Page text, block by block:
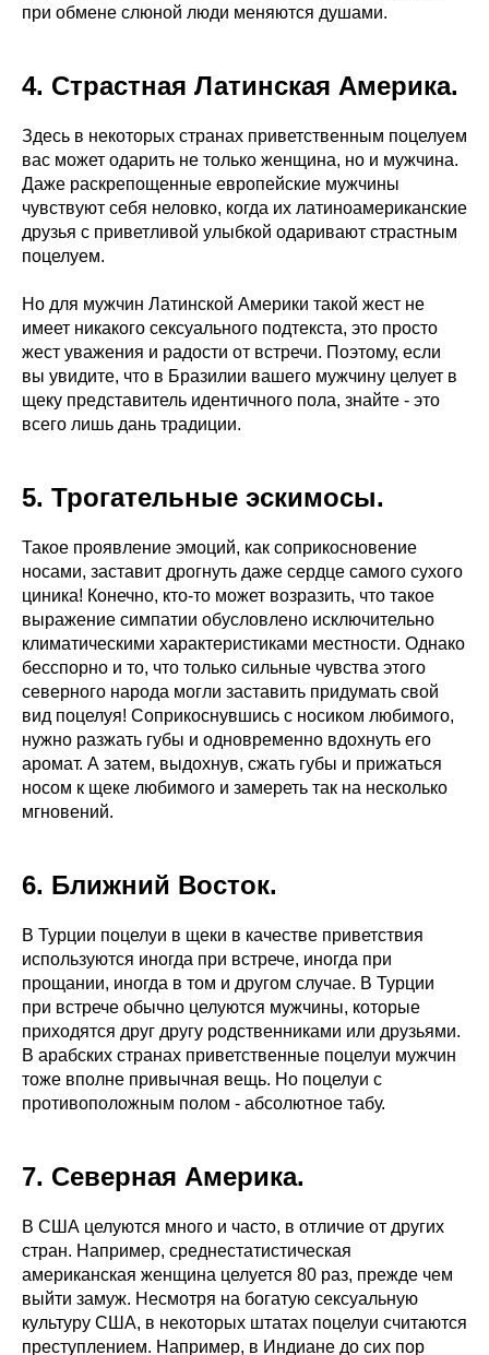
при обмене слюной люди меняются душами.
4. Страстная Латинская Америка.
Здесь в некоторых странах приветственным поцелуем
вас может одарить не только женщина, но и мужчина.
Даже раскрепощенные европейские мужчины
чувствуют себя неловко, когда их латиноамериканские
друзья с приветливой улыбкой одаривают страстным
поцелуем.
Но для мужчин Латинской Америки такой жест не
имеет никакого сексуального подтекста, это просто
жест уважения и радости от встречи. Поэтому, если
вы увидите, что в Бразилии вашего мужчину целует в
щеку представитель идентичного пола, знайте - это
всего лишь дань традиции.
5. Трогательные эскимосы.
Такое проявление эмоций, как соприкосновение
носами, заставит дрогнуть даже сердце самого сухого
циника! Конечно, кто-то может возразить, что такое
выражение симпатии обусловлено исключительно
климатическими характеристиками местности. Однако
бесспорно и то, что только сильные чувства этого
северного народа могли заставить придумать свой
вид поцелуя! Соприкоснувшись с носиком любимого,
нужно разжать губы и одновременно вдохнуть его
аромат. А затем, выдохнув, сжать губы и прижаться
носом к щеке любимого и замереть так на несколько
мгновений.
6. Ближний Восток.
В Турции поцелуи в щеки в качестве приветствия
используются иногда при встрече, иногда при
прощании, иногда в том и другом случае. В Турции
при встрече обычно целуются мужчины, которые
приходятся друг другу родственниками или друзьями.
В арабских странах приветственные поцелуи мужчин
тоже вполне привычная вещь. Но поцелуи с
противоположным полом - абсолютное табу.
7. Северная Америка.
В США целуются много и часто, в отличие от других
стран. Например, среднестатистическая
американская женщина целуется 80 раз, прежде чем
выйти замуж. Несмотря на богатую сексуальную
культуру США, в некоторых штатах поцелуи считаются
преступлением. Например, в Индиане до сих пор